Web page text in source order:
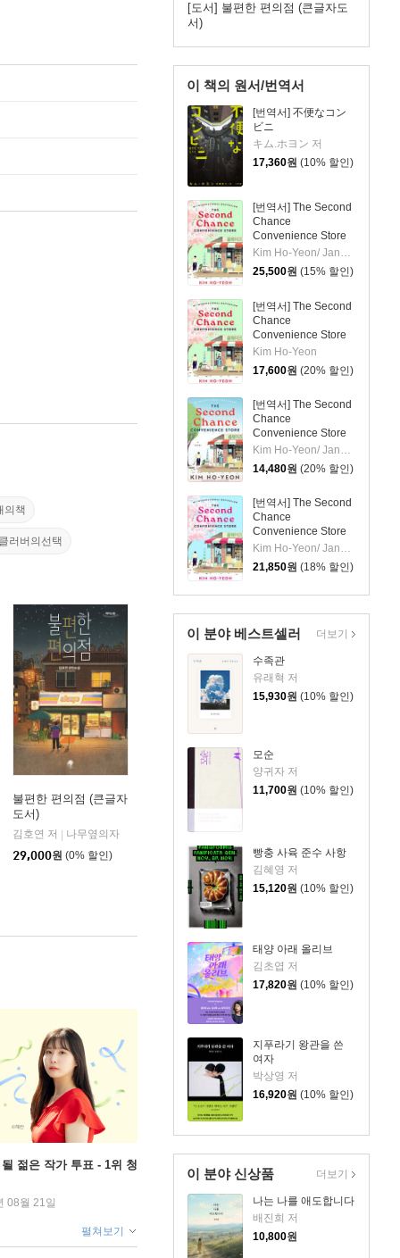
[도서] 불편한 편의점 (큰글자도
서)
이 책의 원서/번역서
[번역서] 不便なコン
ビニ
キム.ホヨン 저
17,360원 (10% 할인)
[번역서] The Second
Chance
Convenience Store
Kim Ho-Yeon/ Janet Hong (TRN)
25,500원 (15% 할인)
[번역서] The Second
Chance
Convenience Store
Kim Ho-Yeon
17,600원 (20% 할인)
[번역서] The Second
Chance
Convenience Store
Kim Ho-Yeon/ Janet Hong (TRN)
14,480원 (20% 할인)
[번역서] The Second
Chance
Convenience Store
Kim Ho-Yeon/ Janet Hong (TRN)
21,850원 (18% 할인)
이 분야 베스트셀러
수족관
유래혁 저
15,930원 (10% 할인)
모순
양귀자 저
11,700원 (10% 할인)
빵충 사육 준수 사항
김혜영 저
15,120원 (10% 할인)
태양 아래 올리브
김초엽 저
17,820원 (10% 할인)
지푸라기 왕관을 쓴
여자
박상영 저
16,920원 (10% 할인)
더보기
이 분야 신상품
나는 나를 애도합니다
배진희 저
10,800원
더보기
의책
러버의선택
불편한 편의점 (큰글자
도서)
김호연 저
나무옆의자
29,000원 (0% 할인)
젊은 작가 투표 - 1위 청
08월 21일
펼쳐보기